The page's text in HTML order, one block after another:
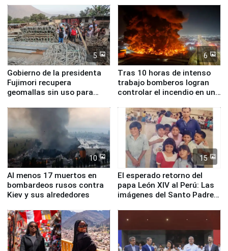
5
Gobierno de la presidenta
Fujimori recupera
geomallas sin uso para
Fenómeno El Niño
6
Tras 10 horas de intenso
trabajo bomberos logran
controlar el incendio en una
de Chile
10
Al menos 17 muertos en
bombardeos rusos contra
Kiev y sus alrededores
15
El esperado retorno del
papa León XIV al Perú: Las
imágenes del Santo Padre